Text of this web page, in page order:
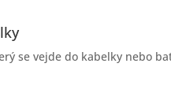
se vejde do kabelky nebo